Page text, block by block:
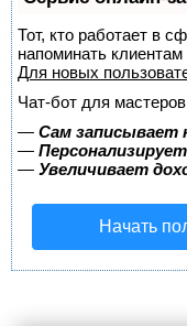
Тот, кто работает в
напоминать
Для новых
Чат-бот для
— Сам записывает
—
— Увеличивает
Начать